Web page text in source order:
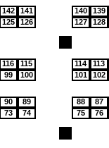
142
141
125 126
140 139
127
128
116
115
99 100
114 113
101
102
90
89
73 74
88 87
75
76